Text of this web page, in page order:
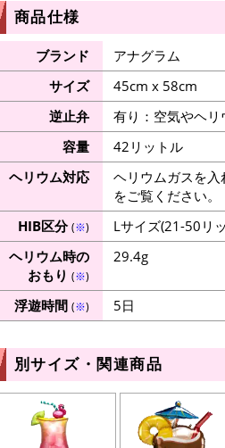
商品仕様
ブランド
アナグラム
サイズ
45cm x 58cm
逆止弁
有り：空気やヘリ
容量
42リットル
ヘリウム対応
ヘリウムガスを
をご覧ください。
HIB区分(※)
Lサイズ(21-50リ
ヘリウム時の
おもり (※)
29.4g
浮遊時間 (※) 5日
別サイズ・関連商品